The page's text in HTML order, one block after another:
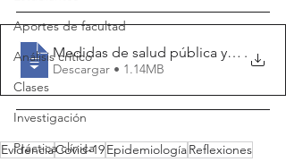
Aportes de facultad
Análisis crítico
Clases
Investigación
Práctica clínica
Medidas de salud pública y el .
Descargar • 1.14MB
EvidenciaCovid-19EpidemiologíaReflexiones